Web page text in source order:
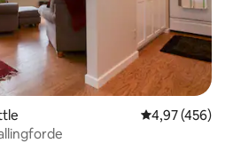
Priemerné
4,97 (456)